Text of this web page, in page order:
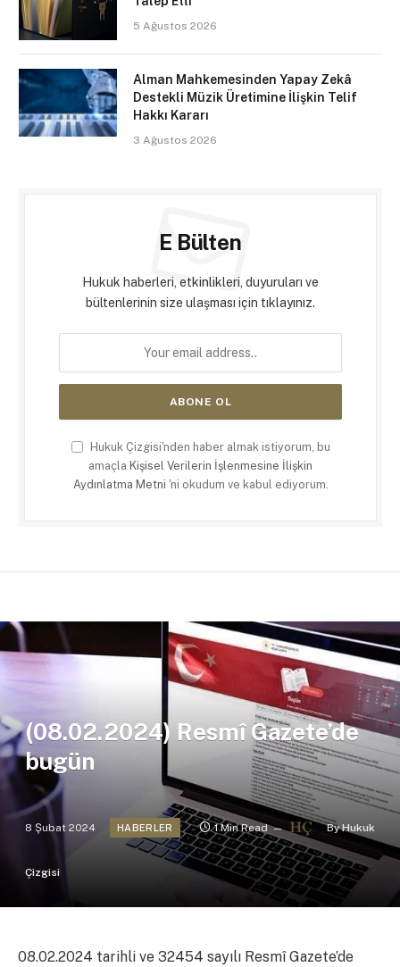
5 Ağustos 2026
Alman Mahkemesinden Yapay Zekâ
Destekli Müzik Üretimine İlişkin Telif
Hakkı Kararı
3 Ağustos 2026
E Bülten
Hukuk haberleri, etkinlikleri, duyuruları ve
bültenlerinin size ulaşması için tıklayınız.
Hukuk Çizgisi'nden haber almak istiyorum, bu
amaçla Kişisel Verilerin İşlenmesine İlişkin
Aydınlatma Metni 'ni okudum ve kabul ediyorum.
(08.02.2024) Resmî Gazete’de
bugün
8 Şubat 2024 HABERLER 1 Min Read By Hukuk
Çizgisi
08.02.2024 tarihli ve 32454 sayılı Resmî Gazete’de